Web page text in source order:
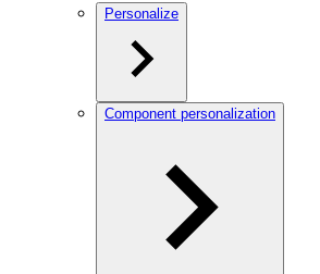
Personalize
Component personalization